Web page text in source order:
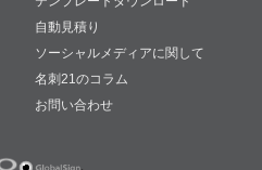
自動見積り
ソーシャルメディアに関して
名刺21のコラム
お問い合わせ